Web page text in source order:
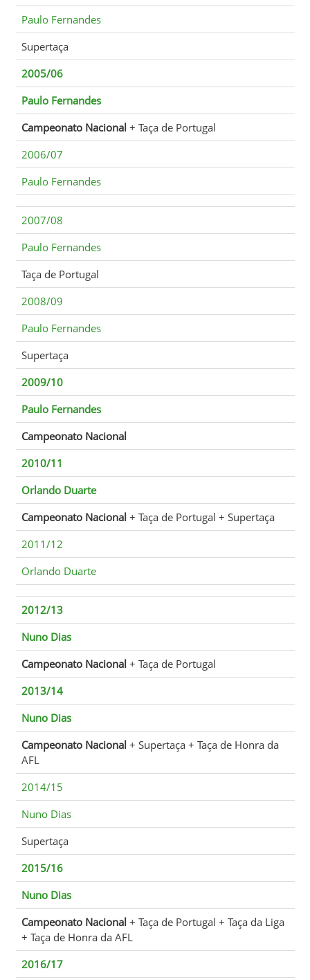
Paulo Fernandes
Supertaça
2005/06
Paulo Fernandes
Campeonato Nacional+ Taça de Portugal
2006/07
Paulo Fernandes
2007/08
Paulo Fernandes
Taça de Portugal
2008/09
Paulo Fernandes
Supertaça
2009/10
Paulo Fernandes
Campeonato Nacional
2010/11
Orlando Duarte
Campeonato Nacional+ Taça de Portugal + Supertaça
2011/12
Orlando Duarte
2012/13
Nuno Dias
Campeonato Nacional+ Taça de Portugal
2013/14
Nuno Dias
Campeonato Nacional+ Supertaça + Taça de Honra da
AFL
2014/15
Nuno Dias
Supertaça
2015/16
Nuno Dias
Campeonato Nacional+ Taça de Portugal + Taça da Liga
+ Taça de Honra da AFL
2016/17